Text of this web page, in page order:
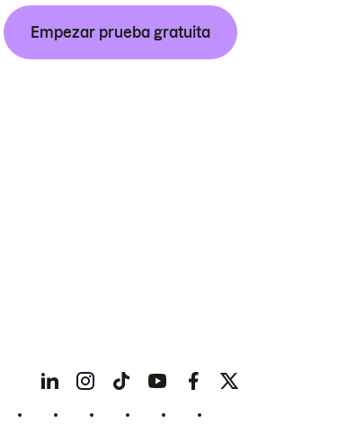
Empezar prueba gratuita